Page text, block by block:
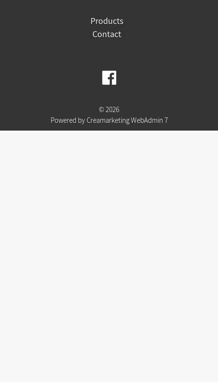
Products
Contact
© 2026
Powered byCreamarketing WebAdmin 7